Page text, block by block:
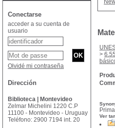
>
Ver
Conectarse
acceder a su cuenta de
usuario
Olvidé mi contraseña
Dirección
Biblioteca | Montevideo
Zelmar Michelini 1220 C.P
11100 - Montevideo - Uruguay
Teléfono: 2900 7194 int. 20